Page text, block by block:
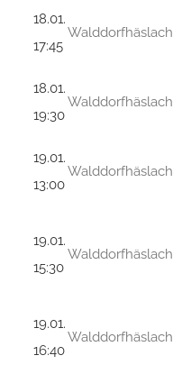
18.01.
17:45
Walddorfhäslach
18.01.
19:30
Walddorfhäslach
19.01.
13:00
Walddorfhäslach
19.01.
15:30
Walddorfhäslach
19.01.
16:40
Walddorfhäslach